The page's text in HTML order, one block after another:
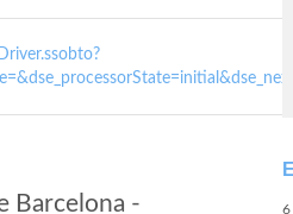
Barcelona -
6